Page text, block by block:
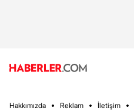
Hakkımızda Reklam İletişim